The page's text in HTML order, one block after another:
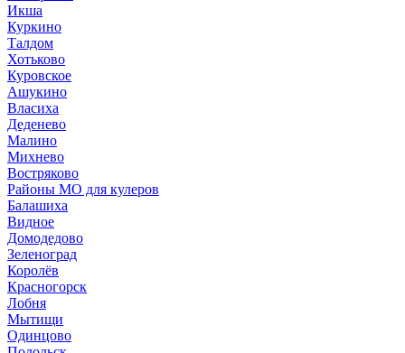
Икша
Куркино
Талдом
Хотьково
Куровское
Ашукино
Власиха
Деденево
Малино
Михнево
Востряково
Районы МО для кулеров
Балашиха
Видное
Домодедово
Зеленоград
Королёв
Красногорск
Лобня
Мытищи
Одинцово